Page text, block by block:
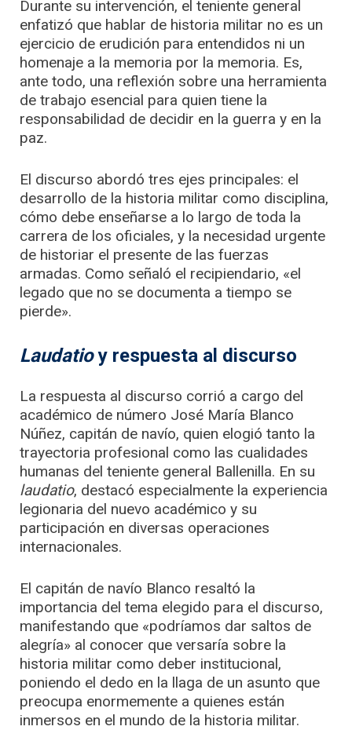
Durante su intervención, el teniente general
enfatizó que hablar de historia militar no es un
ejercicio de erudición para entendidos ni un
homenaje a la memoria por la memoria. Es,
ante todo, una reflexión sobre una herramienta
de trabajo esencial para quien tiene la
responsabilidad de decidir en la guerra y en la
paz.
El discurso abordó tres ejes principales: el
desarrollo de la historia militar como disciplina,
cómo debe enseñarse a lo largo de toda la
carrera de los oficiales, y la necesidad urgente
de historiar el presente de las fuerzas
armadas. Como señaló el recipiendario, «el
legado que no se documenta a tiempo se
pierde».
Laudatioy respuesta al discurso
La respuesta al discurso corrió a cargo del
académico de número José María Blanco
Núñez, capitán de navío, quien elogió tanto la
trayectoria profesional como las cualidades
humanas del teniente general Ballenilla. En su
laudatio, destacó especialmente la experiencia
legionaria del nuevo académico y su
participación en diversas operaciones
internacionales.
El capitán de navío Blanco resaltó la
importancia del tema elegido para el discurso,
manifestando que «podríamos dar saltos de
alegría» al conocer que versaría sobre la
historia militar como deber institucional,
poniendo el dedo en la llaga de un asunto que
preocupa enormemente a quienes están
inmersos en el mundo de la historia militar.